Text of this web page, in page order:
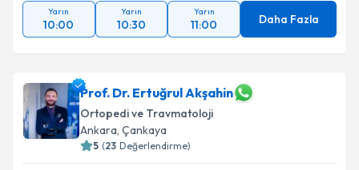
Yarın
10:00
Yarın
10:30
Yarın
11:00 Daha Fazla
Prof. Dr. Ertuğrul Akşahin
Ortopedi ve Travmatoloji
Ankara, Çankaya
5 (23 Değerlendirme)